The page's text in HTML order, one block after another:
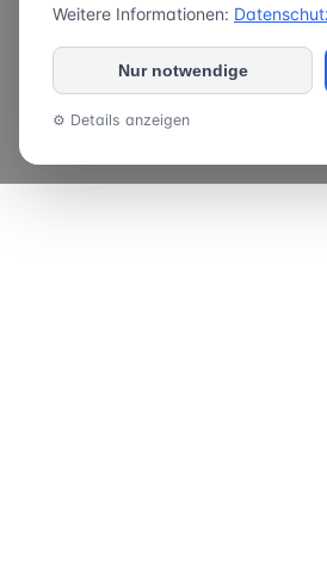
Weitere Informationen:
Nur notwendige
⚙ Details anzeigen